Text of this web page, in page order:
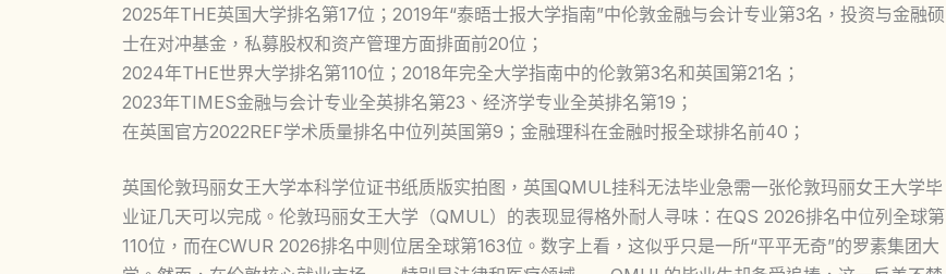
2025年THE英国大学排名第17位；2019年“泰晤士报大学指南”中伦敦金融与会计专业第3名，投资与金融硕
士在对冲基金，私募股权和资产管理方面排面前20位；
2024年THE世界大学排名第110位；2018年完全大学指南中的伦敦第3名和英国第21名；
2023年TIMES金融与会计专业全英排名第23、经济学专业全英排名第19；
在英国官方2022REF学术质量排名中位列英国第9；金融理科在金融时报全球排名前40；
英国伦敦玛丽女王大学本科学位证书纸质版实拍图，英国QMUL挂科无法毕业急需一张伦敦玛丽女王大学毕
业证几天可以完成。伦敦玛丽女王大学（QMUL）的表现显得格外耐人寻味：在QS 2026排名中位列全球第
110位，而在CWUR 2026排名中则位居全球第163位。数字上看，这似乎只是一所“平平无奇”的罗素集团大